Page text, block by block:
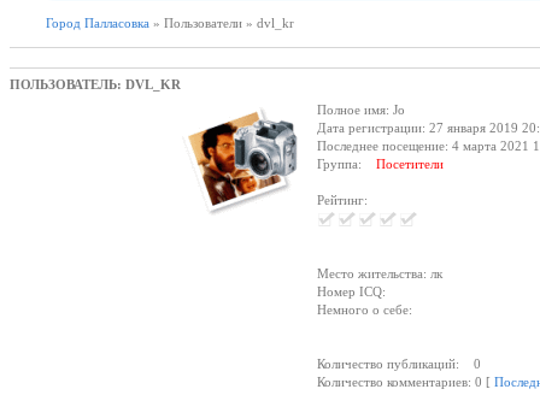
Город Палласовка » Пользователи » dvl_kr
ПОЛЬЗОВАТЕЛЬ: DVL_KR
Полное имя: Jo
Дата регистрации: 27 января 2019
Последнее посещение: 4 марта 2021
Группа: Посетители
Рейтинг:
Место жительства: лк
Номер ICQ:
Немного о себе:
Количество публикаций: 0
Количество комментариев: 0 [